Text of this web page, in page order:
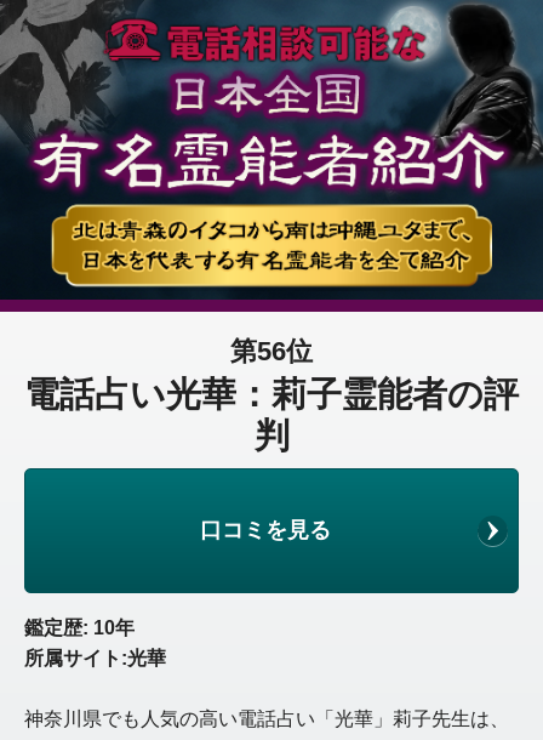
第56位
電話占い光華：莉子霊能者の評
判
口コミを見る
鑑定歴: 10年
所属サイト:光華
神奈川県でも人気の高い電話占い「光華」莉子先生は、